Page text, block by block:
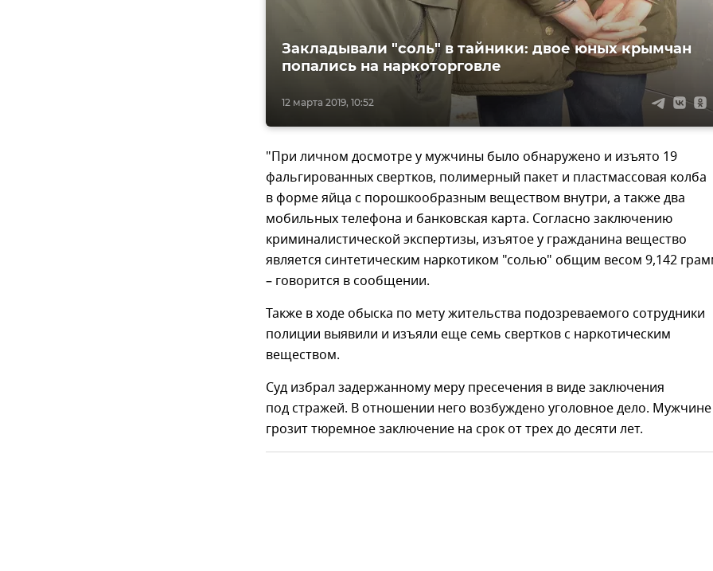
12 марта 2019, 10:52
Закладывали "соль" в тайники: двое юных крымчан
попались на наркоторговле
"При личном досмотре у мужчины было обнаружено и изъято 19
фальгированных свертков, полимерный пакет и пластмассовая колба
в форме яйца с порошкообразным веществом внутри, а также два
мобильных телефона и банковская карта. Согласно заключению
криминалистической экспертизы, изъятое у гражданина вещество
является синтетическим наркотиком "солью" общим весом 9,142
– говорится в сообщении.
Также в ходе обыска по мету жительства подозреваемого сотрудники
полиции выявили и изъяли еще семь свертков с наркотическим
веществом.
Суд избрал задержанному меру пресечения в виде заключения
под стражей. В отношении него возбуждено уголовное дело. Мужчине
грозит тюремное заключение на срок от трех до десяти лет.